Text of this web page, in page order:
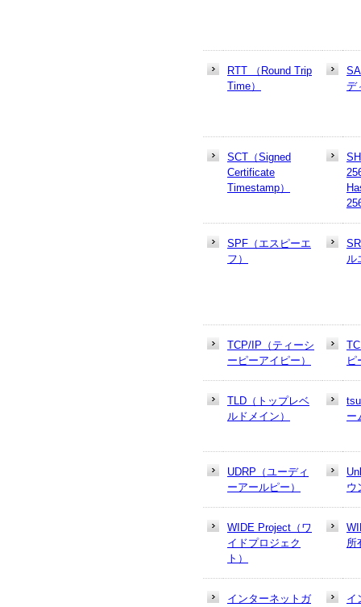
RTT （Round Trip
Time）
デ
SCT（Signed
Certificate
Timestamp）
SPF（エスピーエ
フ）
ル
TCP/IP（ティーシ
ーピーアイピー）
ピ
TLD（トップレベ
ルドメイン）
ー
UDRP（ユーディ
ーアールピー）
ウ
WIDE Project（ワ
イドプロジェク
ト）
所
インターネットガ
イ